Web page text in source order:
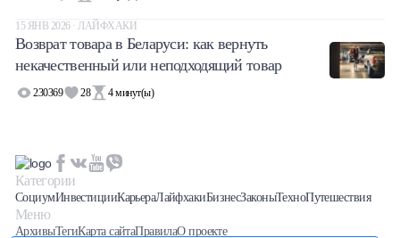
15 ЯНВ 2026 · ЛАЙФХАКИ
Возврат товара в Беларуси: как вернуть
некачественный или неподходящий товар
230369 28 4минут(ы)
Категории
СоциумИнвестицииКарьераЛайфхакиБизнесЗаконыТехноПутешествия
Меню
АрхивыТегиКарта сайтаПравилаО проекте